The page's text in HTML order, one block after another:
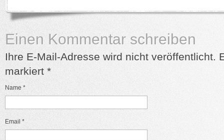
Einen Kommentar schreiben
Ihre E-Mail-Adresse wird nicht veröffentlicht.
markiert *
Name *
Email *